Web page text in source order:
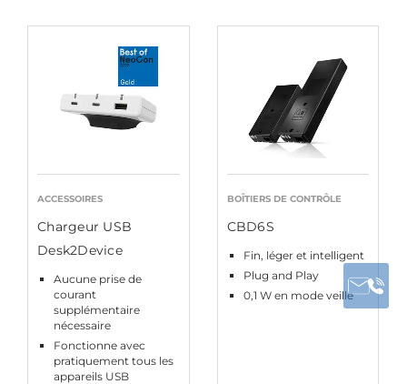
ACCESSOIRES
Chargeur USB
Desk2Device
Aucune prise de
courant
supplémentaire
nécessaire
Fonctionne avec
pratiquement tous les
appareils USB
BOÎTIERS DE CONTRÔLE
CBD6S
Fin, léger et intelligent
Plug and Play
0,1 W en mode veille